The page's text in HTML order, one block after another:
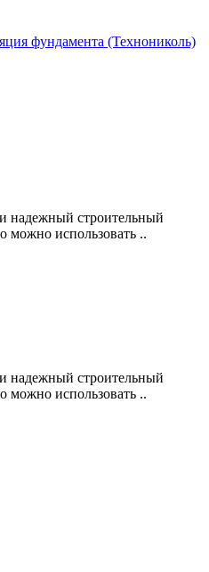
фундамента (Технониколь)
надежный строительный
можно использовать ..
надежный строительный
можно использовать ..